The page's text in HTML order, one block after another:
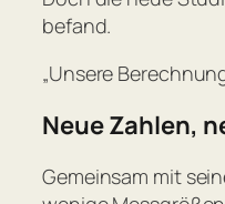
befand.
„Unsere
Neue Zahlen,
Gemeinsam mit